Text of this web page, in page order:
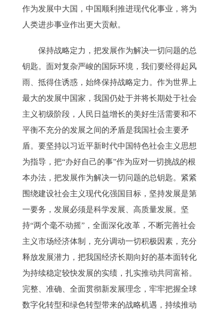
作为发展中大国，中国顺利推进现代化事业，将为
人类进步事业作出更大贡献。
保持战略定力，把发展作为解决一切问题的总
钥匙。面对复杂严峻的国际环境，我们要经得起风
雨、抵得住诱惑，始终保持战略定力。作为世界上
最大的发展中国家，我国仍处于并将长期处于社会
主义初级阶段，人民日益增长的美好生活需要和不
平衡不充分的发展之间的矛盾是我国社会主要矛
盾。要坚持以习近平新时代中国特色社会主义思想
为指导，把“办好自己的事”作为应对一切挑战的根
本办法，把发展作为解决一切问题的总钥匙。紧紧
围绕建设社会主义现代化强国目标，坚持发展是第
一要务，发展必须是科学发展、高质量发展。坚
持“两个毫不动摇”，全面深化改革，不断完善社会
主义市场经济体制，充分调动一切积极因素，充分
释放发展潜力，把我国经济长期向好的基本面转化
为持续稳定较快发展的实绩，扎实推动共同富裕。
完整、准确、全面贯彻新发展理念，牢牢把握全球
数字化转型和绿色转型带来的战略机遇，持续推动